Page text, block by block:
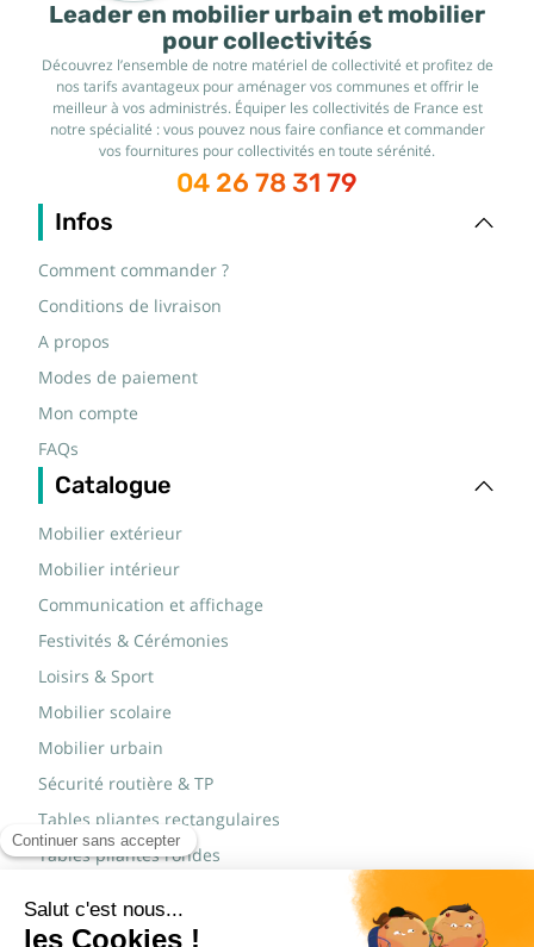
Leader en mobilier urbain et mobilier
pour collectivités
Découvrez l’ensemble de notre matériel de collectivité et profitez de
nos tarifs avantageux pour aménager vos communes et offrir le
meilleur à vos administrés. Équiper les collectivités de France est
notre spécialité : vous pouvez nous faire confiance et commander
vos fournitures pour collectivités en toute sérénité.
04 26 78 31 79
Infos
Comment commander ?
Conditions de livraison
A propos
Modes de paiement
Mon compte
FAQs
Catalogue
Mobilier extérieur
Mobilier intérieur
Communication et affichage
Festivités & Cérémonies
Loisirs & Sport
Mobilier scolaire
Mobilier urbain
Sécurité routière & TP
Tables pliantes rectangulaires
Tables pliantes rondes
Marques